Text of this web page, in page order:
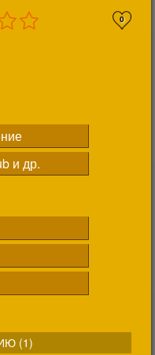
0
и др.
(1)